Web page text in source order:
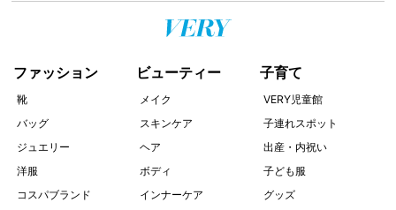
ファッション
靴
バッグ
ジュエリー
洋服
コスパブランド
ビューティー
メイク
スキンケア
ヘア
ボディ
インナーケア
子育て
VERY児童館
子連れスポット
出産・内祝い
子ども服
グッズ